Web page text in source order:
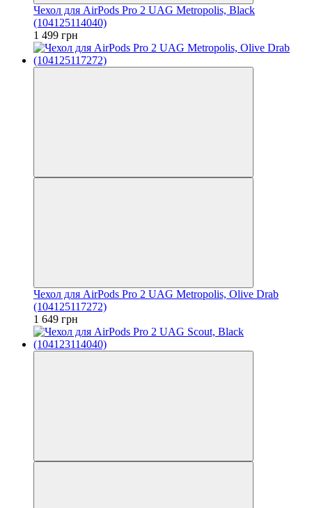
Чехол для AirPods Pro 2 UAG Metropolis, Black
(104125114040)
1 499 грн
Чехол для AirPods Pro 2 UAG Metropolis, Olive Drab
(104125117272)
1 649 грн